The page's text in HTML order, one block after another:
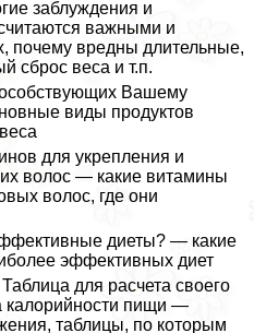
заблуждения и
важными и
почему вредны длительные,
сброс веса и т.п.
Вашему
виды продуктов
для укрепления и
волос — какие витамины
волос, где они
диеты? — какие
эффективных диет
для расчета своего
калорийности пищи —
таблицы, по которым